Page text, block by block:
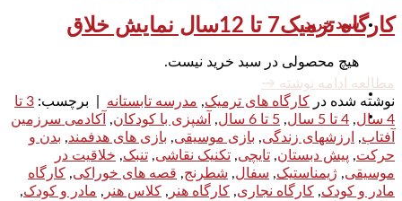
سبد خرید
هیچ محصولی در سبد خرید نیست.
کارگاه ترمیک7 تا 12سال نمایش خلاق
مطالعه ادامه نوشته →
نوشته شده در کارگاه های ترمیک, مدرسه تابستانه برچسب:
3 تا
4 سال
, 4 تا 5 سال , 5 تا 6 سال , آشپزی با کودکان, آکادمی سرزمین
آفتاب, ارزشهای زندگی, بازی موسیقی, بازی های هدفمند, بدن و
حرکت, پیش دبستان, تایچی, تکنیک نقاشی, تنبک, خلاقیت در
موسیقی, ژیمناستیک, سفال, شطرنج, قصه های خوراکی, کارگاه
مادر و کودک, کارگاه نجاری, کارگاه هنر , کلاس هنر , مادر و کودک,